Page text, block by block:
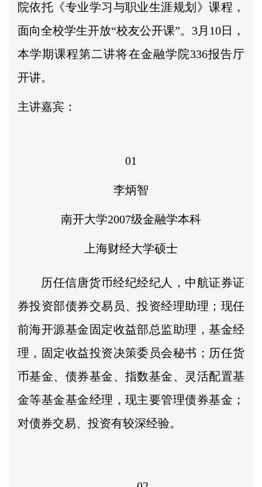
院依托《专业学习与职业生涯规划》课程，
面向全校学生开放“校友公开课”。3月10日，
本学期课程第二讲将在金融学院336报告厅
开讲。
主讲嘉宾：
01
李炳智
南开大学2007级金融学本科
上海财经大学硕士
历任信唐货币经纪经纪人，中航证券证
券投资部债券交易员、投资经理助理；现任
前海开源基金固定收益部总监助理，基金经
理，固定收益投资决策委员会秘书；历任货
币基金、债券基金、指数基金、灵活配置基
金等基金基金经理，现主要管理债券基金；
对债券交易、投资有较深经验。